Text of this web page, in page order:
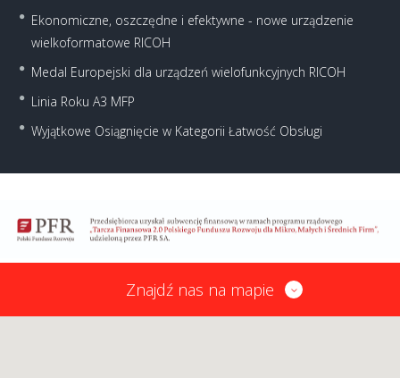
Ekonomiczne, oszczędne i efektywne - nowe urządzenie
wielkoformatowe RICOH
Medal Europejski dla urządzeń wielofunkcyjnych RICOH
Linia Roku A3 MFP
Wyjątkowe Osiągnięcie w Kategorii Łatwość Obsługi
Znajdź nas na mapie